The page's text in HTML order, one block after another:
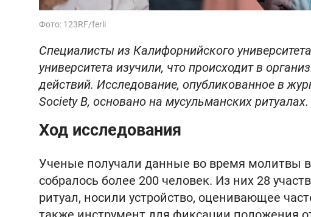
Фото: 123RF/ferli
Специалисты из Калифорнийского
университета изучили, что происходит в
действий. Исследование, опубликованное в
Society B, основано на мусульманских ритуалах.
Ход исследования
Ученые получали данные во время молитвы
собралось более 200 человек. Из них 28
ритуал, носили устройство, оценивающее